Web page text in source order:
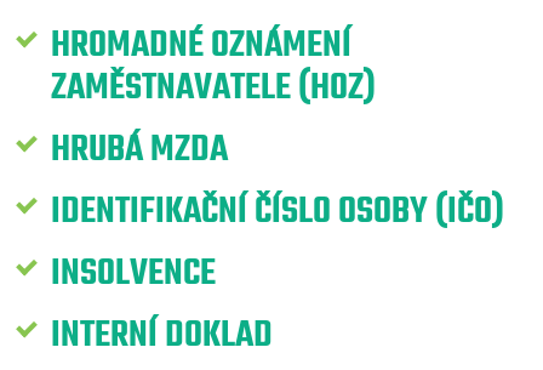
HROMADNÉ OZNÁMENÍ
ZAMĚSTNAVATELE (HOZ)
HRUBÁ MZDA
IDENTIFIKAČNÍ ČÍSLO OSOBY (IČO)
INSOLVENCE
INTERNÍ DOKLAD